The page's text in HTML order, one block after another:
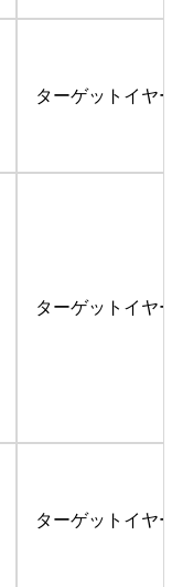
ターゲットイヤ
ターゲットイヤ
ターゲットイヤ